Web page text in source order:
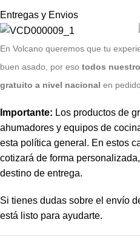
Entregas y Envios
En Volcano queremos que tu
buen asado, por eso todos
gratuito a nivel nacional en
Importante: Los productos de
ahumadores y equipos de
esta política general. En estos
cotizará de forma
destino de entrega.
Si tienes dudas sobre el envío
está listo para ayudarte.